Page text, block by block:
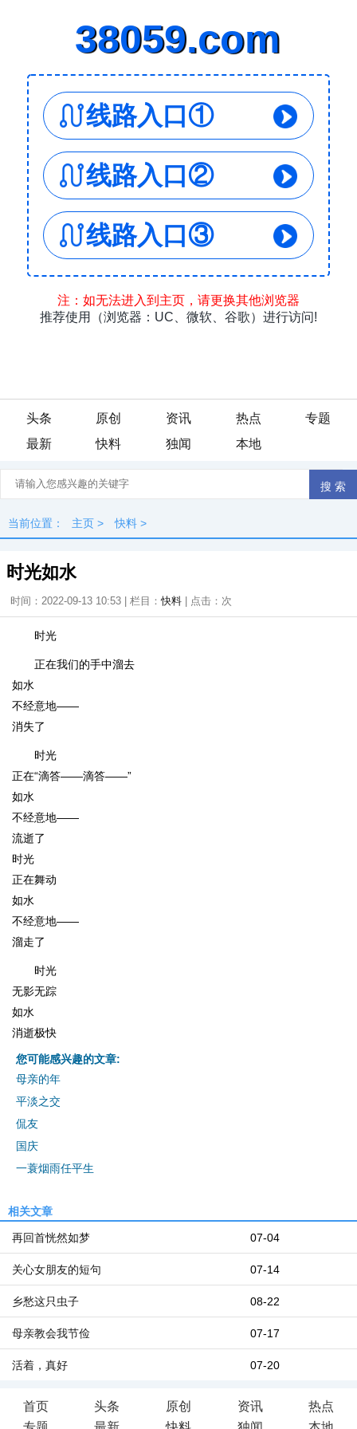
头条 原创 资讯 热点
专题
最新
快料 独闻 本地
当前位置： 主页 > 快料 >
时光如水
时间：2022-09-13 10:53 | 栏目：快料 | 点击： 次
时光
正在我们的手中溜去
如水
不经意地——
消失了
时光
正在“滴答——滴答——”
如水
不经意地——
流逝了
时光
正在舞动
如水
不经意地——
溜走了
时光
无影无踪
如水
消逝极快
您可能感兴趣的文章:
母亲的年
平淡之交
侃友
国庆
一蓑烟雨任平生
相关文章
07-04
再回首恍然如梦
07-14
关心女朋友的短句
08-22
乡愁这只虫子
07-17
母亲教会我节俭
07-20
活着，真好
首页 头条 原创 资讯
热点